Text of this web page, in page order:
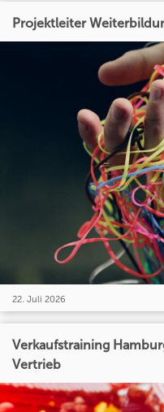
Projektleiter
22. Juli 2026
Verkaufstraining
Vertrieb